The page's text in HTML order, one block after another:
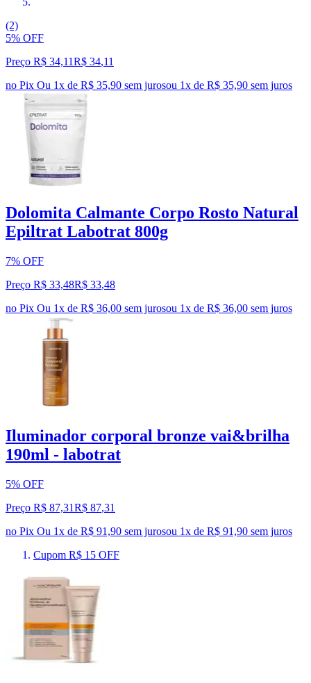
(2)
5% OFF
Preço R$ 34,11R$ 34,11
no Pix Ou 1x de R$ 35,90 sem jurosou 1x de R$ 35,90 sem juros
Dolomita Calmante Corpo Rosto Natural
Epiltrat Labotrat 800g
7% OFF
Preço R$ 33,48R$ 33,48
no Pix Ou 1x de R$ 36,00 sem jurosou 1x de R$ 36,00 sem juros
Iluminador corporal bronze vai&brilha
190ml - labotrat
5% OFF
Preço R$ 87,31R$ 87,31
no Pix Ou 1x de R$ 91,90 sem jurosou 1x de R$ 91,90 sem juros
Cupom R$ 15 OFF